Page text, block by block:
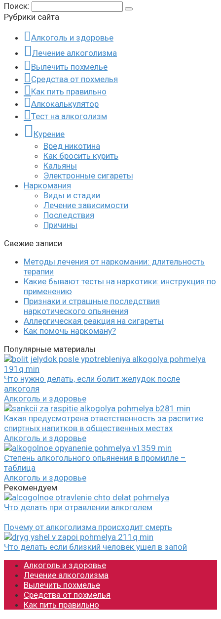
Поиск:
Рубрики сайта
Алкоголь и здоровье
Лечение алкоголизма
Вылечить похмелье
Средства от похмелья
Как пить правильно
Алкокалькулятор
Тест на алкоголизм
Курение
Вред никотина
Как бросить курить
Кальяны
Электронные сигареты
Наркомания
Виды и стадии
Лечение зависимости
Последствия
Причины
Свежие записи
Методы лечения от наркомании: длительность
терапии
Какие бывают тесты на наркотики: инструкция по
применению
Признаки и страшные последствия
наркотического опьянения
Аллергическая реакция на сигареты
Как помочь наркоману?
Популярные материалы
Что нужно делать, если болит желудок после
алкоголя
Алкоголь и здоровье
Какая предусмотрена ответственность за распитие
спиртных напитков в общественных местах
Алкоголь и здоровье
Степень алкогольного опьянения в промилле –
таблица
Алкоголь и здоровье
Рекомендуем
Что делать при отравлении алкоголем
Почему от алкоголизма происходит смерть
Что делать если близкий человек ушел в запой
Алкоголь и здоровье
Лечение алкоголизма
Вылечить похмелье
Средства от похмелья
Как пить правильно